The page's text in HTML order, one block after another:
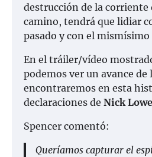
destrucción de la corriente
camino, tendrá que lidiar
pasado y con el mismísimo
En el tráiler/vídeo
podemos ver un avance de
encontraremos en esta
declaraciones de Nick Lowe
Spencer comentó:
Queríamos capturar el